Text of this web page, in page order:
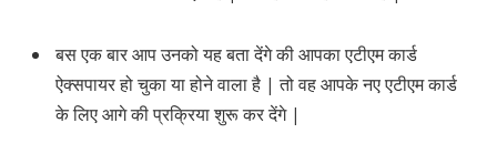
बस एक बार आप उनको यह बता देंगे की आपका एटीएम कार्ड
ऐक्सपायर हो चुका या होने वाला है | तो वह आपके नए एटीएम कार्ड
के लिए आगे की प्रक्रिया शुरू कर देंगे |